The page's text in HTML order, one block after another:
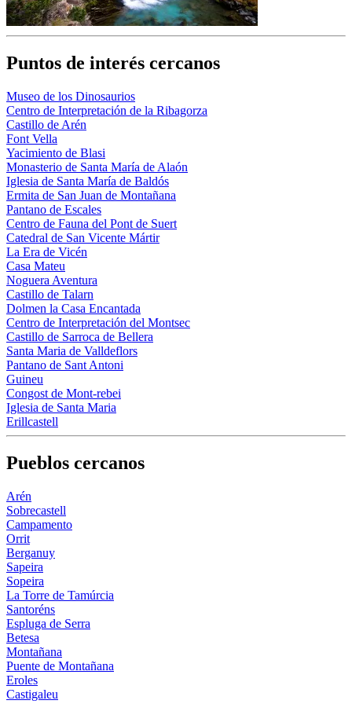
Puntos de interés cercanos
Museo de los Dinosaurios
Centro de Interpretación de la Ribagorza
Castillo de Arén
Font Vella
Yacimiento de Blasi
Monasterio de Santa María de Alaón
Iglesia de Santa María de Baldós
Ermita de San Juan de Montañana
Pantano de Escales
Centro de Fauna del Pont de Suert
Catedral de San Vicente Mártir
La Era de Vicén
Casa Mateu
Noguera Aventura
Castillo de Talarn
Dolmen la Casa Encantada
Centro de Interpretación del Montsec
Castillo de Sarroca de Bellera
Santa Maria de Valldeflors
Pantano de Sant Antoni
Guineu
Congost de Mont-rebei
Iglesia de Santa Maria
Erillcastell
Pueblos cercanos
Arén
Sobrecastell
Campamento
Orrit
Berganuy
Sapeira
Sopeira
La Torre de Tamúrcia
Santoréns
Espluga de Serra
Betesa
Montañana
Puente de Montañana
Eroles
Castigaleu